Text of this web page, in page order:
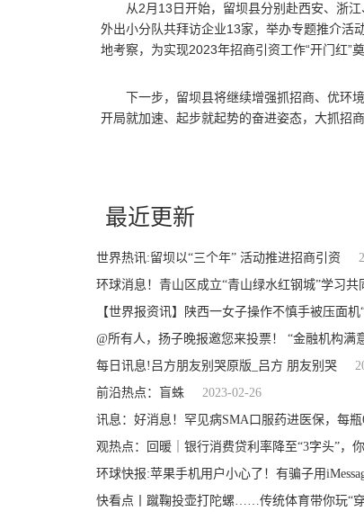
从2月13日开始，留坝县分别赴西安、浙
外出小分队共拜访企业13家，举办专题推介活
地考察，为实现2023年招商引资工作“开门红”
下一步，留坝县将继续增强抓招商、优环
开局就加速、起步就起势的奋进姿态，大抓招
最近更新
世界热讯:留坝以“三个年” 活动推进招商引资
环球消息！青山区成立“青山绿水红钢城”学习共
【世界报资讯】陕西一女子操作不慎手被压面机
@所有人，扬子晚报邀您来投票！ “金融机构满
每日讯息!吕方朋友别哭原版_吕方 朋友别哭
前沿热点：盲蛛
2023-02-26
讯息：好消息！罕见病SMA口服药进医保，每瓶
观热点：回暖｜银行消费贷利率降至“3字头”，你
环球快报:苹果手机用户小心了！有骗子用
快看点丨蹴鞠投壶打陀螺……传统体育带你玩“